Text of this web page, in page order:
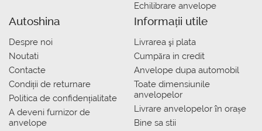
Echilibrare anvelope
Autoshina
Despre noi
Noutati
Contacte
Condiții de returnare
Politica de confidențialitate
A deveni furnizor de
anvelope
Informații utile
Livrarea şi plata
Сumpăra in credit
Anvelope dupa automobil
Toate dimensiunile
anvelopelor
Livrare anvelopelor în orașe
Bine sa stii